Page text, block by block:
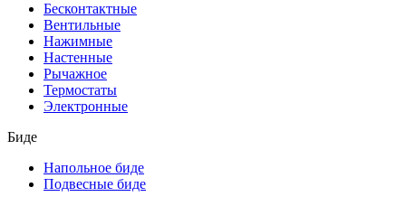
Бесконтактные
Вентильные
Нажимные
Настенные
Рычажное
Термостаты
Электронные
Биде
Напольное биде
Подвесные биде